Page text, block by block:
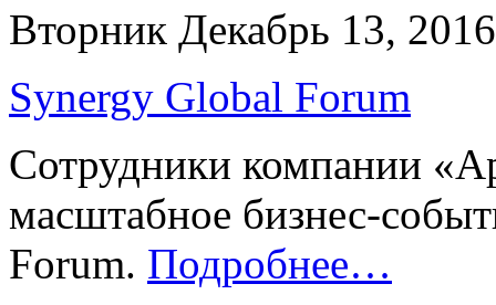
Вторник Декабрь 13,
Synergy Global Forum
Сотрудники компании
масштабное бизнес-
Forum. Подробнее…